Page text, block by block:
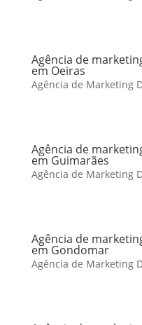
Agência de
em Oeiras
Agência de Marketing
Agência de
em Guimarães
Agência de Marketing
Agência de
em Gondomar
Agência de Marketing